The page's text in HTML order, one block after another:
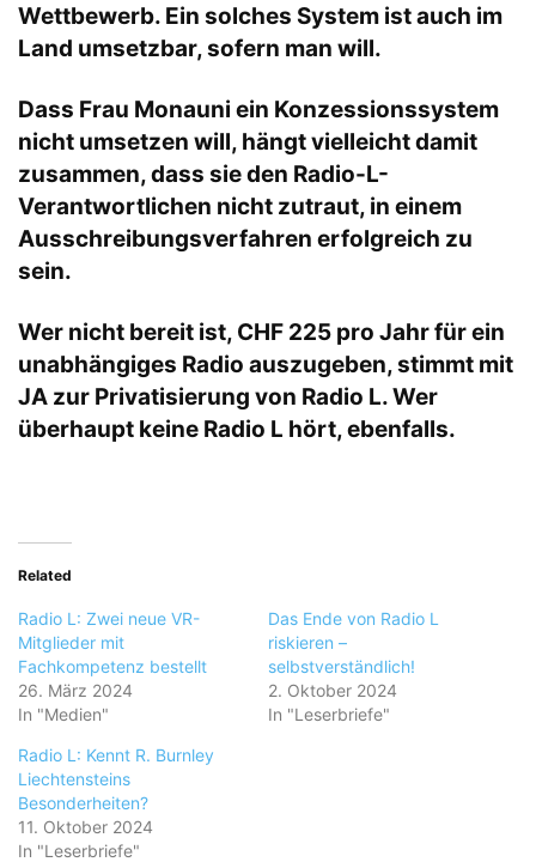
Wettbewerb. Ein solches System ist auch im
Land umsetzbar, sofern man will.
Dass Frau Monauni ein Konzessionssystem
nicht umsetzen will, hängt vielleicht damit
zusammen, dass sie den Radio-L-
Verantwortlichen nicht zutraut, in einem
Ausschreibungsverfahren erfolgreich zu
sein.
Wer nicht bereit ist, CHF 225 pro Jahr für ein
unabhängiges Radio auszugeben, stimmt mit
JA zur Privatisierung von Radio L. Wer
überhaupt keine Radio L hört, ebenfalls.
Related
Radio L: Zwei neue VR-
Mitglieder mit
Fachkompetenz bestellt
26. März 2024
In "Medien"
Das Ende von Radio L
riskieren –
selbstverständlich!
2. Oktober 2024
In "Leserbriefe"
Radio L: Kennt R. Burnley
Liechtensteins
Besonderheiten?
11. Oktober 2024
In "Leserbriefe"